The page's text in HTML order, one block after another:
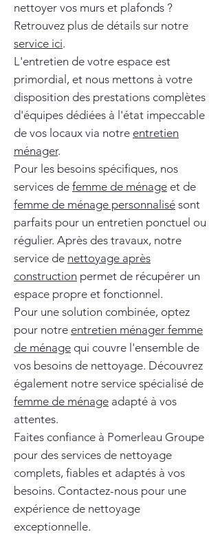
nettoyer vos murs et plafonds ?
Retrouvez plus de détails sur notre
service ici.
L'entretien de votre espace est
primordial, et nous mettons à votre
disposition des prestations complètes
d'équipes dédiées à l'état impeccable
de vos locaux via notre entretien
ménager.
Pour les besoins spécifiques, nos
services de femme de ménage et de
femme de ménage personnalisé sont
parfaits pour un entretien ponctuel ou
régulier. Après des travaux, notre
service de nettoyage après
construction permet de récupérer un
espace propre et fonctionnel.
Pour une solution combinée, optez
pour notre entretien ménager femme
de ménage qui couvre l'ensemble de
vos besoins de nettoyage. Découvrez
également notre service spécialisé de
femme de ménage adapté à vos
attentes.
Faites confiance à Pomerleau Groupe
pour des services de nettoyage
complets, fiables et adaptés à vos
besoins. Contactez-nous pour une
expérience de nettoyage
exceptionnelle.